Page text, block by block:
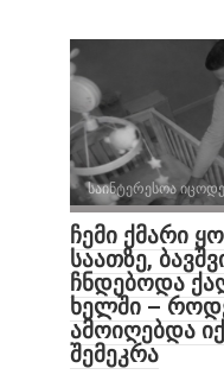
საინტერესოა იცოდე
ჩემი ქმარი
საათზე,
ჩნდებოდა
ხელში –
ამოიღებდა
შემეკრა